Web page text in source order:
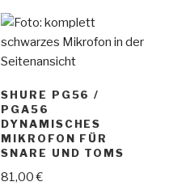
SHURE PG56 /
PGA56
DYNAMISCHES
MIKROFON FÜR
SNARE UND TOMS
81,00€